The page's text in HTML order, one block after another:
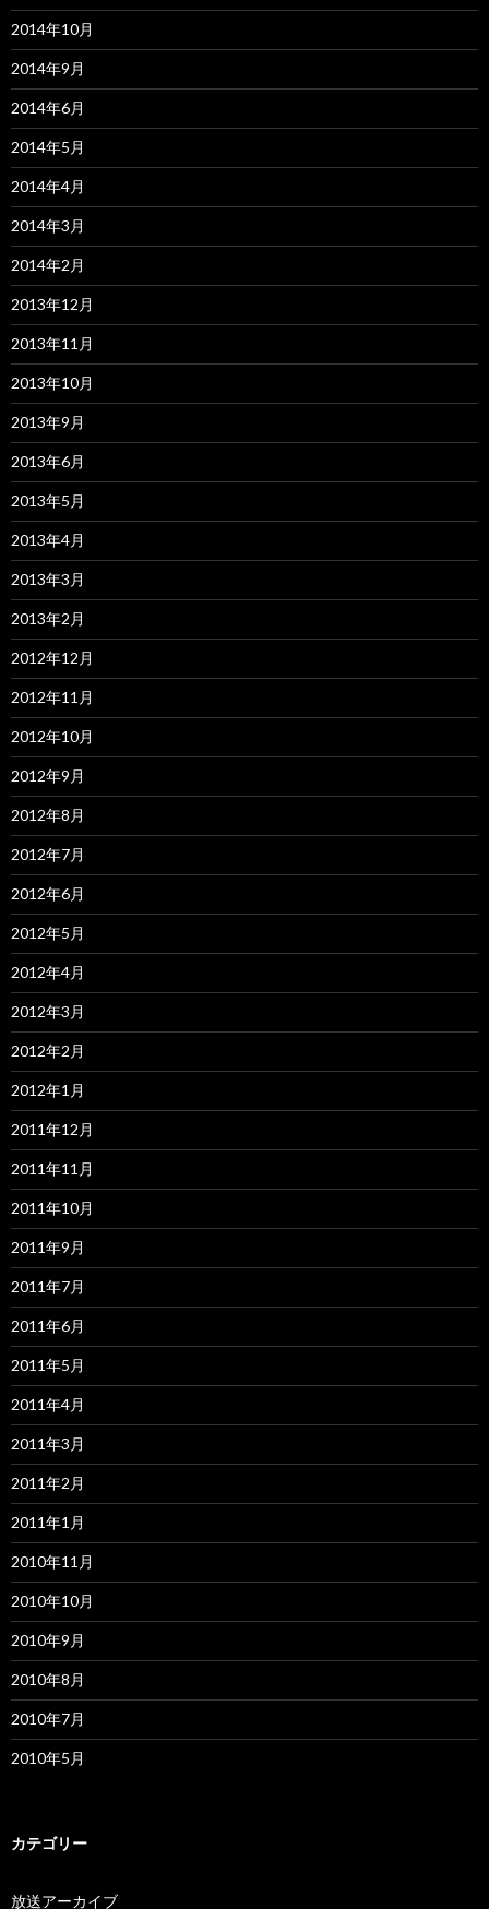
2014年10月
2014年9月
2014年6月
2014年5月
2014年4月
2014年3月
2014年2月
2013年12月
2013年11月
2013年10月
2013年9月
2013年6月
2013年5月
2013年4月
2013年3月
2013年2月
2012年12月
2012年11月
2012年10月
2012年9月
2012年8月
2012年7月
2012年6月
2012年5月
2012年4月
2012年3月
2012年2月
2012年1月
2011年12月
2011年11月
2011年10月
2011年9月
2011年7月
2011年6月
2011年5月
2011年4月
2011年3月
2011年2月
2011年1月
2010年11月
2010年10月
2010年9月
2010年8月
2010年7月
2010年5月
カテゴリー
放送アーカイブ